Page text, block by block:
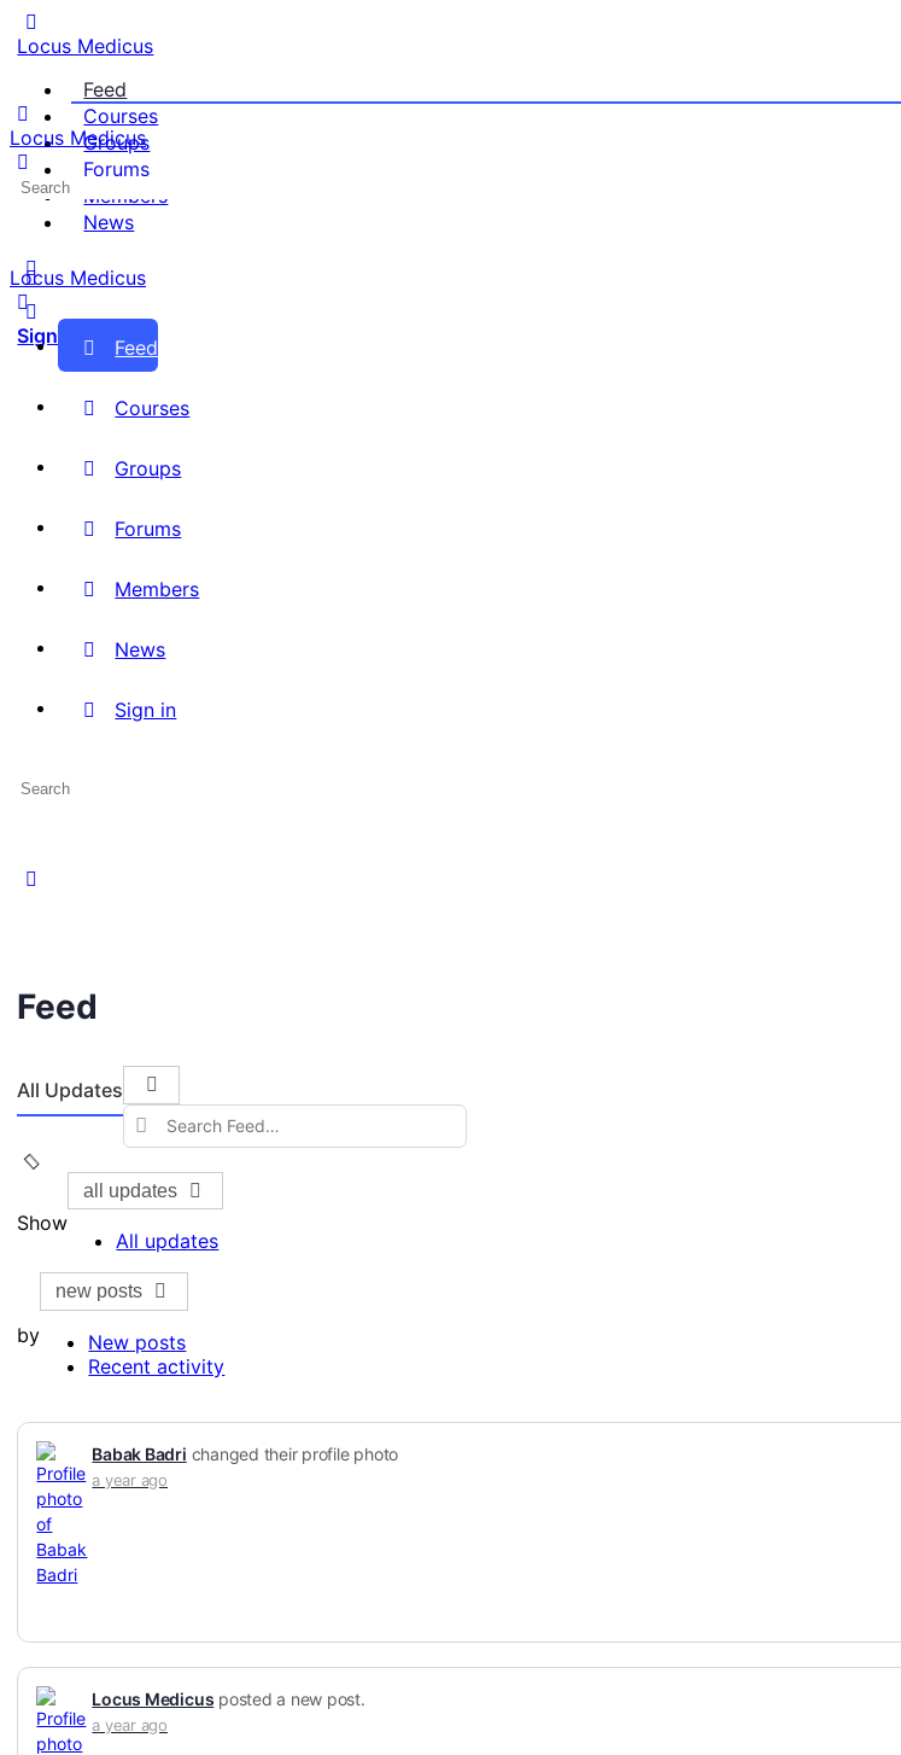
Locus Medicus
Feed
Courses
Groups
Forums
Members
News
Sign in Sign up
Locus Medicus
Search
Locus Medicus
Feed
Courses
Groups
Forums
Members
News
Sign in
Search
Feed
All Updates
Open
search
Search
Feed…
Show
all updates
All updates
by
new posts
New posts
Recent activity
Babak Badri changed their profile photo
a year ago
Locus Medicus posted a new post.
a year ago